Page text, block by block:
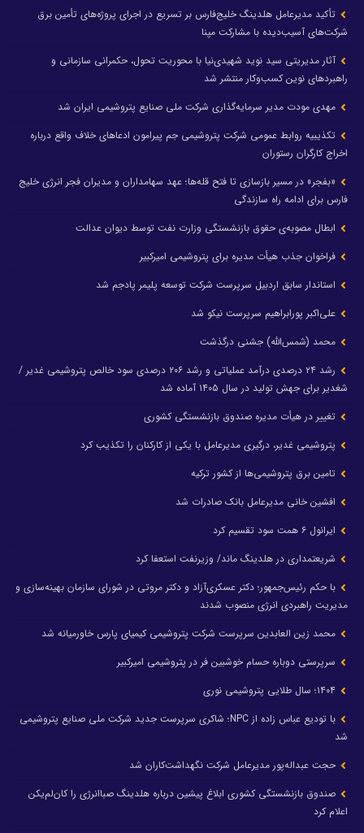
تأکید مدیرعامل هلدینگ خلیج‌فارس بر تسریع در اجرای پروژه‌های تأمین برق
شرکت‌های آسیب‌دیده با مشارکت مپنا
آثار مدیریتی سید نوید شهیدی‌نیا با محوریت تحول، حکمرانی سازمانی و
راهبردهای نوین کسب‌وکار منتشر شد
مهدی مودت مدیر سرمایه‌گذاری شرکت ملی صنایع پتروشیمی ایران شد
تکذیبیه روابط عمومی شرکت پتروشیمی جم پیرامون ادعاهای خلاف واقع درباره
اخراج کارگران رستوران
«بفجر» در مسیر بازسازی تا فتح قله‌ها؛ عهد سهامداران و مدیران فجر انرژی خلیج
فارس برای ادامه راه سازندگی
ابطال مصوبه‌ی حقوق بازنشستگی وزارت نفت توسط دیوان عدالت
فراخوان جذب هیأت مدیره برای پتروشیمی امیرکبیر
استاندار سابق اردبیل سرپرست شرکت توسعه پلیمر پادجم شد
علی‌اکبر پورابراهیم سرپرست نیکو شد
محمد (شمس‌الله) جشنی درگذشت
رشد ۲۴ درصدی درآمد عملیاتی و رشد ۲۰۶ درصدی سود خالص پتروشیمی غدیر /
شغدیر برای جهش تولید در سال ۱۴۰۵ آماده شد
تغییر در هیأت مدیره صندوق بازنشستگی کشوری
پتروشیمی غدیر، درگیری مدیرعامل با یکی از کارکنان را تکذیب کرد
تامین برق پتروشیمی‌ها از کشور ترکیه
افشین خانی مدیرعامل بانک صادرات شد
ایرانول ۶ همت سود تقسیم کرد
شریعتمداری در هلدینگ ماند/ وزیرنفت استعفا کرد
با حکم رئیس‌جمهور؛ دکتر عسکری‌آزاد و دکتر مروتی در شورای سازمان بهینه‌سازی و
مدیریت راهبردی انرژی منصوب شدند
محمد زین العابدین سرپرست شرکت پتروشیمی کیمیای پارس خاورمیانه شد
سرپرستی دوباره حسام خوشبین فر در پتروشیمی امیرکبیر
با تودیع عباس زاده از NPC؛ شاکری سرپرست جدید شرکت ملی صنایع پتروشیمی
شد
حجت عبداله‌پور مدیرعامل شرکت نگهداشت‌کاران شد
صندوق بازنشستگی کشوری ابلاغ پیشین درباره هلدینگ صباانرژی را کان‌لم‌یکن
اعلام کرد